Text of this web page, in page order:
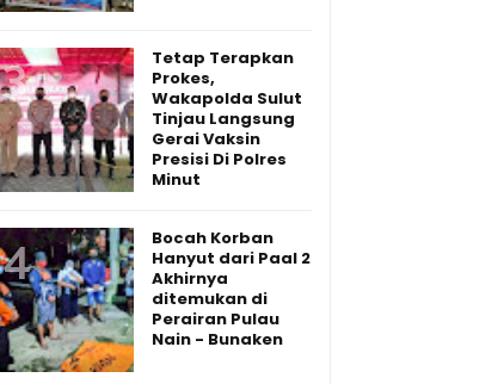
Tetap Terapkan
Prokes,
Wakapolda Sulut
Tinjau Langsung
Gerai Vaksin
Presisi Di Polres
Minut
Bocah Korban
Hanyut dari Paal 2
Akhirnya
ditemukan di
Perairan Pulau
Nain - Bunaken